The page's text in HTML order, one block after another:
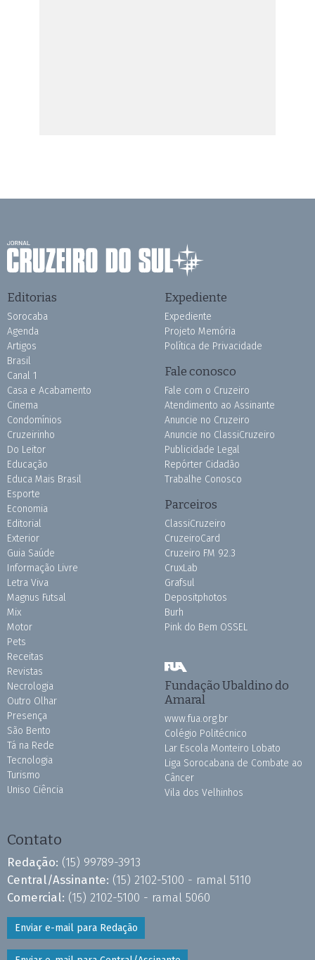
Editorias
Sorocaba
Agenda
Artigos
Brasil
Canal 1
Casa e Acabamento
Cinema
Condomínios
Cruzeirinho
Do Leitor
Educação
Educa Mais Brasil
Esporte
Economia
Editorial
Exterior
Guia Saúde
Informação Livre
Letra Viva
Magnus Futsal
Mix
Motor
Pets
Receitas
Revistas
Necrologia
Outro Olhar
Presença
São Bento
Tá na Rede
Tecnologia
Turismo
Uniso Ciência
Expediente
Expediente
Projeto Memória
Política de Privacidade
Fale conosco
Fale com o Cruzeiro
Atendimento ao Assinante
Anuncie no Cruzeiro
Anuncie no ClassiCruzeiro
Publicidade Legal
Repórter Cidadão
Trabalhe Conosco
Parceiros
ClassiCruzeiro
CruzeiroCard
Cruzeiro FM 92.3
CruxLab
Grafsul
Depositphotos
Burh
Pink do Bem OSSEL
Fundação Ubaldino do
Amaral
www.fua.org.br
Colégio Politécnico
Lar Escola Monteiro Lobato
Liga Sorocabana de Combate ao
Câncer
Vila dos Velhinhos
Contato
Redação: (15) 99789-3913
Central/Assinante: (15) 2102-5100 - ramal 5110
Comercial: (15) 2102-5100 - ramal 5060
Enviar e-mail para Redação